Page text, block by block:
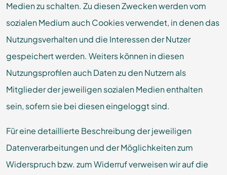
Medien zu schalten. Zu diesen Zwecken werden vom
sozialen Medium auch Cookies verwendet, in denen das
Nutzungsverhalten und die Interessen der Nutzer
gespeichert werden. Weiters können in diesen
Nutzungsprofilen auch Daten zu den Nutzern als
Mitglieder der jeweiligen sozialen Medien enthalten
sein, sofern sie bei diesen eingeloggt sind.
Für eine detaillierte Beschreibung der jeweiligen
Datenverarbeitungen und der Möglichkeiten zum
Widerspruch bzw. zum Widerruf verweisen wir auf die